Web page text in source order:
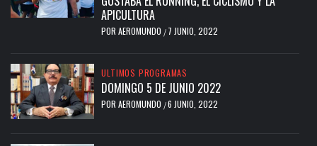
APICULTURA
POR AEROMUNDO / 7 JUNIO, 2022
ULTIMOS PROGRAMAS
DOMINGO 5 DE JUNIO 2022
POR AEROMUNDO /6 JUNIO, 2022